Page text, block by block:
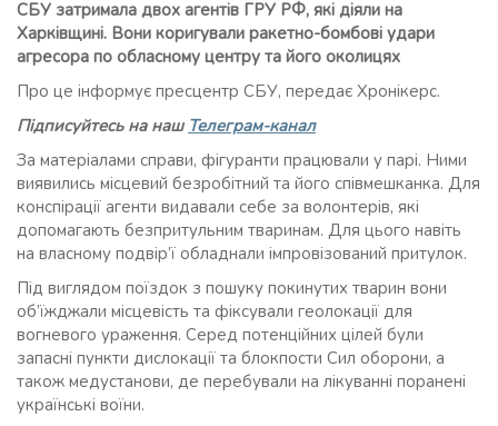
СБУ затримала двох агентів ГРУ РФ, які діяли на
Харківщині. Вони коригували ракетно-бомбові удари
агресора по обласному центру та його околицях
Про це інформує пресцентр СБУ, передає Хронікерс.
Підписуйтесь на наш Телеграм-канал
За матеріалами справи, фігуранти працювали у парі. Ними
виявились місцевий безробітний та його співмешканка. Для
конспірації агенти видавали себе за волонтерів, які
допомагають безпритульним тваринам. Для цього навіть
на власному подвір’ї обладнали імпровізований притулок.
Під виглядом поїздок з пошуку покинутих тварин вони
об’їжджали місцевість та фіксували геолокації для
вогневого ураження. Серед потенційних цілей були
запасні пункти дислокації та блокпости Сил оборони, а
також медустанови, де перебували на лікуванні поранені
українські воїни.